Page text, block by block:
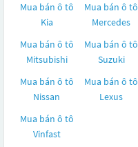
Mua bán ô tô
Kia
Mua bán ô tô
Mercedes
Mua bán ô tô
Mitsubishi
Mua bán ô tô
Suzuki
Mua bán ô tô
Nissan
Mua bán ô tô
Lexus
Mua bán ô tô
Vinfast